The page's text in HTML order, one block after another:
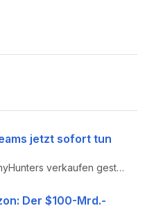
jetzt sofort tun
Vercel wurde gehackt – ShinyHunters verkaufen gestohlene Daten: Mitarbeiternamen und E-Mail-Adressen bereits veröffentli...
Der $100-Mrd.-